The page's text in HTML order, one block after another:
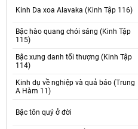
Kinh Da xoa Alavaka (Kinh Tập 116)
Bậc hào quang chói sáng (Kinh Tập
115)
Bậc xưng danh tối thượng (Kinh Tập
114)
Kinh dụ về nghiệp và quả báo (Trung
A Hàm 11)
Bậc tôn quý ở đời